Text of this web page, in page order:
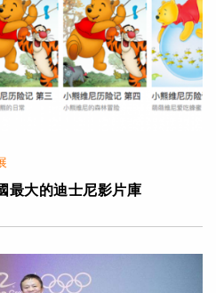
最大的迪士尼影片庫